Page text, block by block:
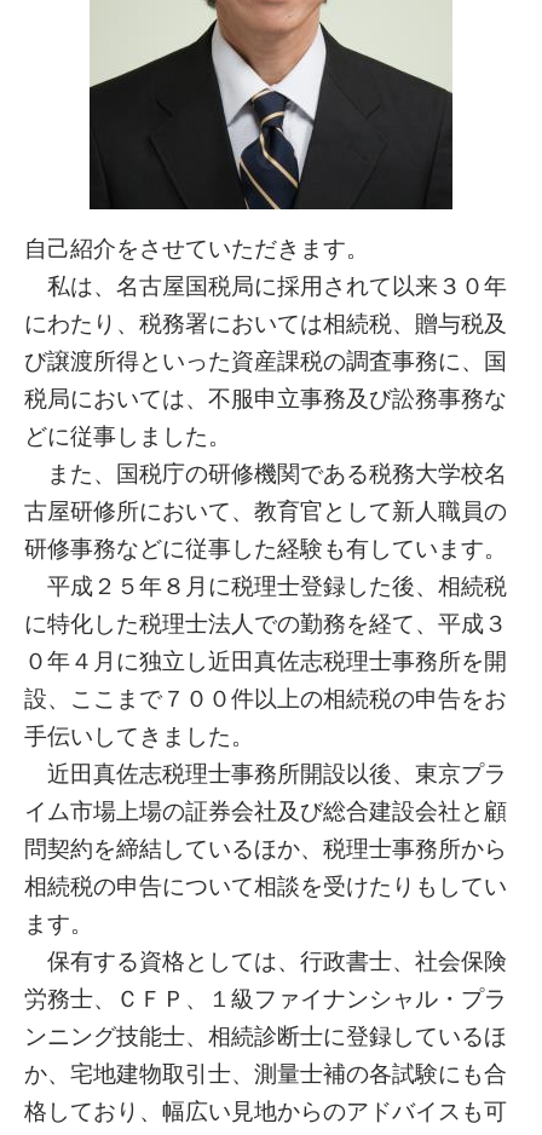
自己紹介をさせていただきます。
私は、名古屋国税局に採用されて以来３０年
にわたり、税務署においては相続税、贈与税及
び譲渡所得といった資産課税の調査事務に、国
税局においては、不服申立事務及び訟務事務な
どに従事しました。
また、国税庁の研修機関である税務大学校名
古屋研修所において、教育官として新人職員の
研修事務などに従事した経験も有しています。
平成２５年８月に税理士登録した後、相続税
に特化した税理士法人での勤務を経て、平成３
０年４月に独立し近田真佐志税理士事務所を開
設、ここまで７００件以上の相続税の申告をお
手伝いしてきました。
近田真佐志税理士事務所開設以後、東京プラ
イム市場上場の証券会社及び総合建設会社と顧
問契約を締結しているほか、税理士事務所から
相続税の申告について相談を受けたりもしてい
ます。
保有する資格としては、行政書士、社会保険
労務士、ＣＦＰ、１級ファイナンシャル・プラ
ンニング技能士、相続診断士に登録しているほ
か、宅地建物取引士、測量士補の各試験にも合
格しており、幅広い見地からのアドバイスも可